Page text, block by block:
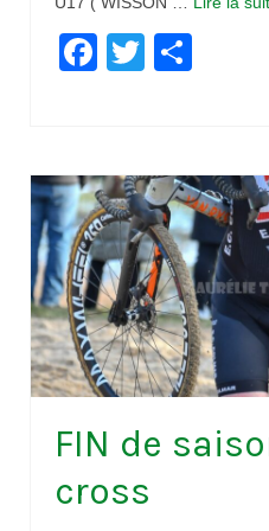
Facebook
Twitter
FIN de
cross